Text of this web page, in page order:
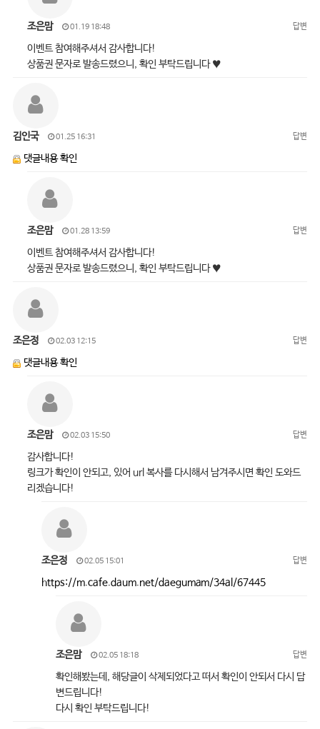
조은맘 01.19 18:48 답변
이벤트 참여해주셔서 감사합니다!
상품권 문자로 발송드렸으니, 확인 부탁드립니다 ♥
김인국 01.25 16:31 답변
댓글내용 확인
조은맘 01.28 13:59 답변
이벤트 참여해주셔서 감사합니다!
상품권 문자로 발송드렸으니, 확인 부탁드립니다 ♥
조은정 02.03 12:15 답변
댓글내용 확인
조은맘 02.03 15:50 답변
감사합니다!
링크가 확인이 안되고, 있어 url 복사를 다시해서 남겨주시면 확인 도와드
리겠습니다!
조은정 02.05 15:01 답변
https://m.cafe.daum.net/daegumam/34al/67445
조은맘 02.05 18:18 답변
확인해봤는데, 해당글이 삭제되었다고 떠서 확인이 안되서 다시 답
변드립니다!
다시 확인 부탁드립니다!